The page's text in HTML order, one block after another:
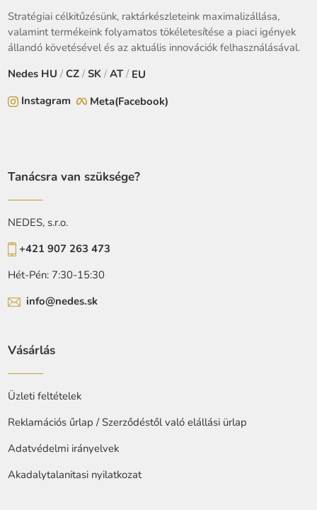
Stratégiai célkitűzésünk, raktárkészleteink maximalizállása,
valamint termékeink folyamatos tökéletesítése a piaci igények
állandó követésével és az aktuális innovációk felhasználásával.
Nedes HU /CZ /SK / AT/ EU
Instagram
Meta(Facebook)
Tanácsra van szüksége?
NEDES, s.r.o.
+421 907 263 473
Hét-Pén: 7:30-15:30
info@nedes.sk
Vásárlás
Üzleti feltételek
Reklamációs űrlap / Szerződéstől való elállási ürlap
Adatvédelmi irányelvek
Akadalytalanitasi nyilatkozat